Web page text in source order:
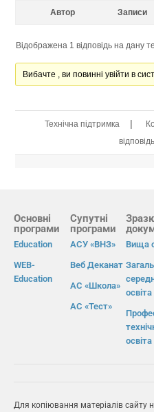
Автор Записи
Відображена 1 відповідь на дану
Вибачте , ви повинні увійти в
Технічна підтримка |
відповідь
Основні
програми
Education
WEB-
Education
Супутні
програми
АСУ «ВНЗ»
Веб Деканат
АС «Школа»
АС «Тест»
Вища
освіта
освіта
Для копіювання матеріалів сайту